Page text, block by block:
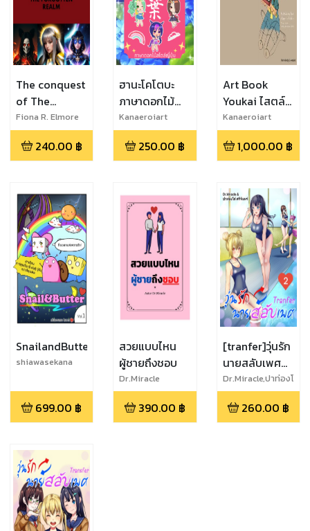
The conquest
of The
forgotten
realm
Fiona R. Elmore
240.00 ฿
ฮานะโคโตบะ
ภาษาดอกไม้
สไตล์ญี่ปุ่น
Kanaeroiart
250.00 ฿
Art Book
Youkai ไสตล์
สาวน้อยอนิเมะ
Kanaeroiart
1,000.00 ฿
SnailandButter
shiawasekana
699.00 ฿
สวยแบบไหน
ผู้ชายถึงชอบ
Dr.Miracle
390.00 ฿
[tranfer]วุ่นรัก
นายสลับเพศ
vol2
Dr.Miracle,ปาท่องโ
ก๋ ศรีจันทร์
260.00 ฿